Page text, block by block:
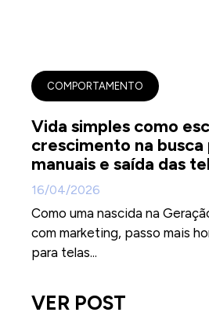
COMPORTAMENTO
Vida simples como
crescimento na
manuais e saída das
16/04/2026
Como uma nascida na
com marketing, passo mais
para telas...
VER POST